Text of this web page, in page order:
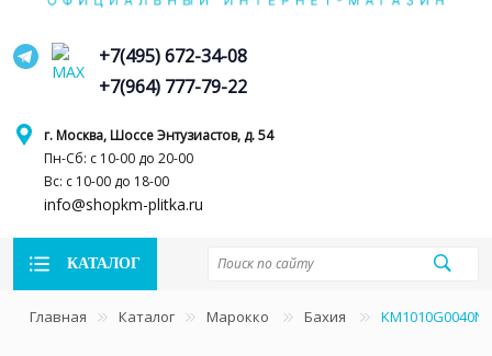
г. Москва, Шоссе Энтузиастов, д. 54
Пн-Сб: с 10-00 до 20-00
Вс: с 10-00 до 18-00
info@shopkm-plitka.ru
+7(495) 672-34-08
+7(964) 777-79-22
КАТАЛОГ
Главная Каталог Марокко Бахия